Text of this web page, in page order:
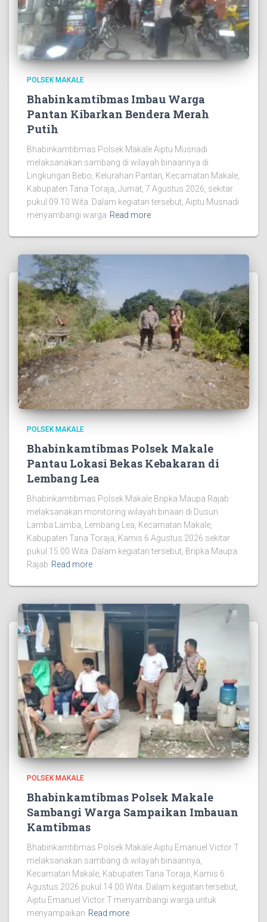
POLSEK MAKALE
Bhabinkamtibmas Imbau Warga
Pantan Kibarkan Bendera Merah
Putih
Bhabinkamtibmas Polsek Makale Aiptu Musnadi
melaksanakan sambang di wilayah binaannya di
Lingkungan Bebo, Kelurahan Pantan, Kecamatan Makale,
Kabupaten Tana Toraja, Jumat, 7 Agustus 2026, sekitar
pukul 09.10 Wita. Dalam kegiatan tersebut, Aiptu Musnadi
menyambangi warga Read more
POLSEK MAKALE
Bhabinkamtibmas Polsek Makale
Pantau Lokasi Bekas Kebakaran di
Lembang Lea
Bhabinkamtibmas Polsek Makale Bripka Maupa Rajab
melaksanakan monitoring wilayah binaan di Dusun
Lamba Lamba, Lembang Lea, Kecamatan Makale,
Kabupaten Tana Toraja, Kamis 6 Agustus 2026 sekitar
pukul 15.00 Wita. Dalam kegiatan tersebut, Bripka Maupa
Rajab Read more
POLSEK MAKALE
Bhabinkamtibmas Polsek Makale
Sambangi Warga Sampaikan Imbauan
Kamtibmas
Bhabinkamtibmas Polsek Makale Aiptu Emanuel Victor T
melaksanakan sambang di wilayah binaannya,
Kecamatan Makale, Kabupaten Tana Toraja, Kamis 6
Agustus 2026 pukul 14.00 Wita. Dalam kegiatan tersebut,
Aiptu Emanuel Victor T menyambangi warga untuk
menyampaikan Read more